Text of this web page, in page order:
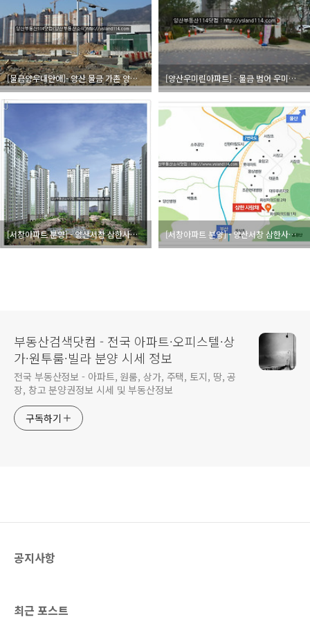
[물금양우내안애]- 양산 물금 가촌 양우내안애아파트 - 양산신도시 양산 양우내안애아파트 소개/정보/사진 입니다.[양산물금부동산][양산물금아파트][물금가촌아파트][양산분양아파트] [양산우미린아파트] - 물금 범어 우미린아파트 평면도 [양산우미린아파트전세][범어우미린아파트]
[서창아파트 분양] - 양산서창 삼한사랑채아파트 단지환경 : 지상에 차가 없는 아파트 [서창아파트 분양] - 양산서창 삼한사랑채아파트 우수한 입지 환경
부동산검색닷컴 - 전국 아파트·오피스텔·상
가·원투룸·빌라 분양 시세 정보
전국 부동산정보 - 아파트, 원룸, 상가, 주택, 토지, 땅, 공
장, 창고 분양권정보 시세 및 부동산정보
구독하기
공지사항
최근 포스트